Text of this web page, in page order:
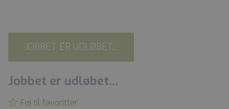
JOBBET ER UDLØBET...
Jobbet er udløbet...
Føj til favoritter